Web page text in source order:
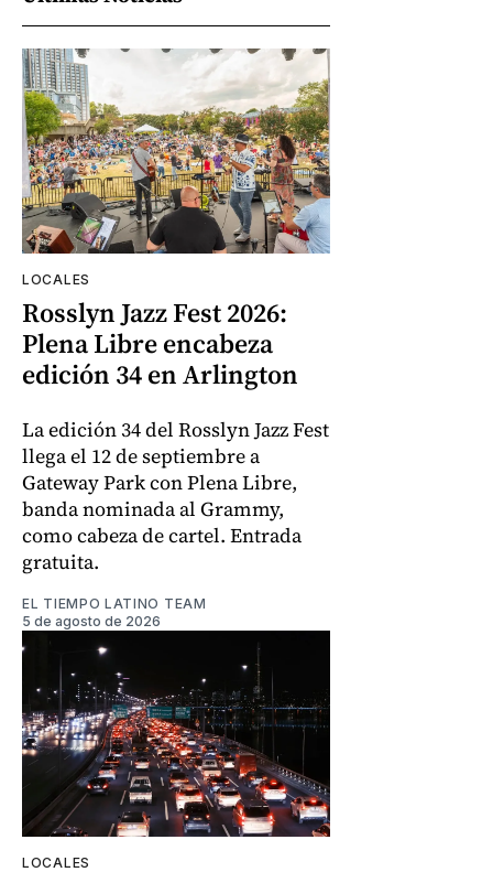
LOCALES
Rosslyn Jazz Fest 2026:
Plena Libre encabeza
edición 34 en Arlington
La edición 34 del Rosslyn Jazz Fest
llega el 12 de septiembre a
Gateway Park con Plena Libre,
banda nominada al Grammy,
como cabeza de cartel. Entrada
gratuita.
EL TIEMPO LATINO TEAM
5 de agosto de 2026
LOCALES